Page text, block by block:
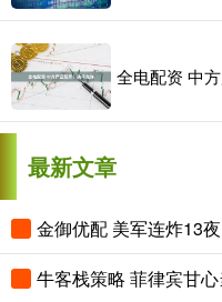
全电配资 中
最新文章